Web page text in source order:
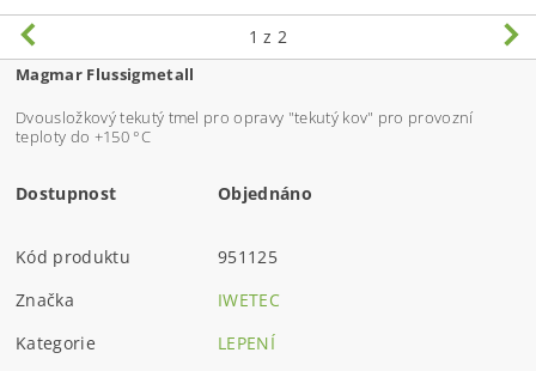
1 z 2
Magmar Flussigmetall
Dvousložkový tekutý tmel pro opravy "tekutý kov" pro provozní
teploty do +150 °C
Dostupnost Objednáno
Kód produktu
951125
Značka
IWETEC
Kategorie
LEPENÍ